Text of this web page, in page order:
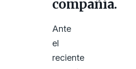
compañía.
Ante
el
reciente